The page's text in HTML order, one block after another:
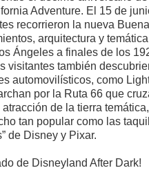
Adventure. El 15 de
recorrieron la nueva
arquitectura y
Ángeles a finales de los
visitantes también
automovilísticos, como
por la Ruta 66 que
de la tierra
tan popular como las
de Disney y Pixar.
de Disneyland After Dark!